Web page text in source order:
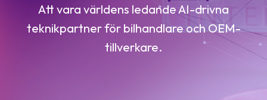
Att vara världens ledande AI-drivna
teknikpartner för bilhandlare och OEM-
tillverkare.